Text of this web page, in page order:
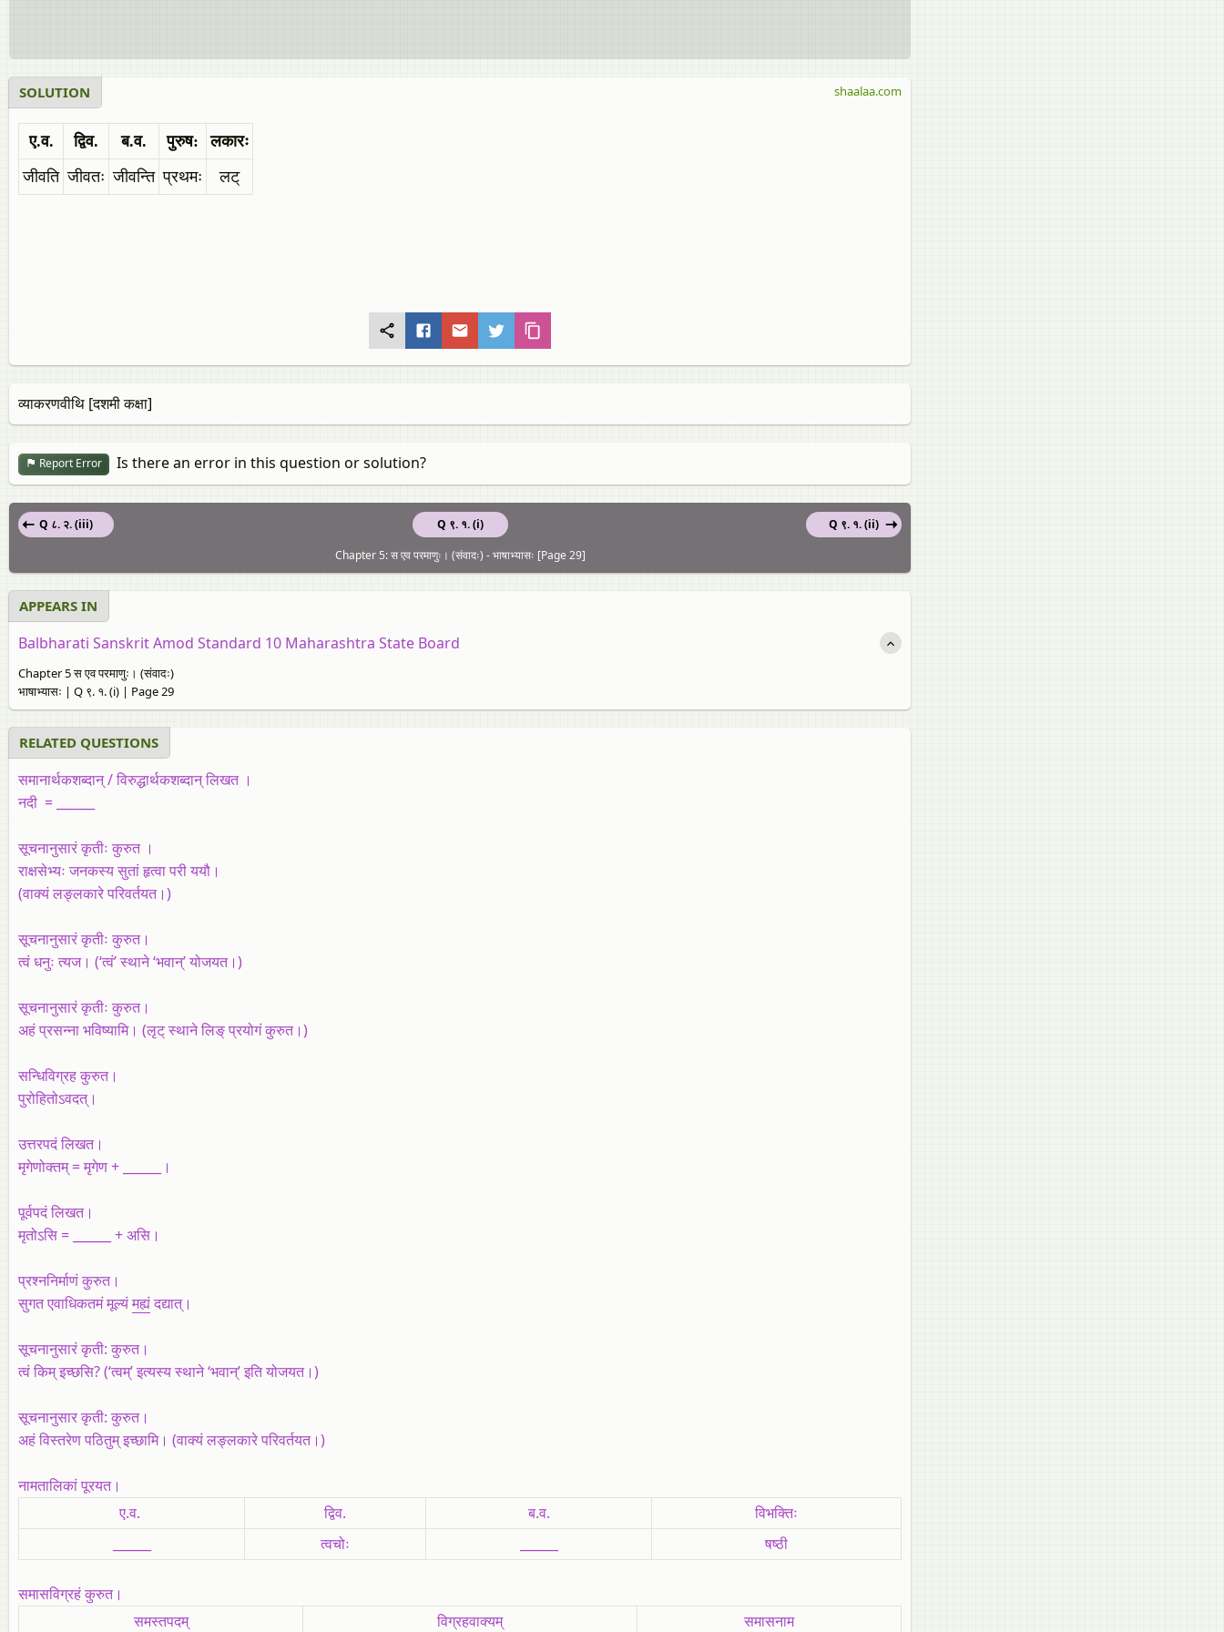
SOLUTION
ए.व. द्विव. ब.व. पुरुष:
लकारः
जीवति जीवतः जीवन्ति प्रथमः लट्
shaalaa.com
व्याकरणवीथि [दशमी कक्षा]
Report Error Is there an error in this question or solution?
Q ९. १. (i)
Q ८. २. (iii)
Q ९. १. (ii)
Chapter 5: स एव परमाणुः। (संवादः) - भाषाभ्यासः [Page 29]
APPEARS IN
Balbharati Sanskrit Amod Standard 10 Maharashtra State Board
Chapter 5 स एव परमाणुः। (संवादः)
भाषाभ्यासः | Q ९. १. (i) | Page 29
RELATED QUESTIONS
समानार्थकशब्दान्‌ / विरुद्धार्थकशब्दान्‌ लिखत ।
नदी = ______
सूचनानुसारं कृतीः कुरुत ।
राक्षसेभ्यः जनकस्य सुतां हृत्वा परी ययौ।
(वाक्यं लङ्लकारे परिवर्तयत।)
सूचनानुसारं कृतीः कुरुत।
त्वं धनुः त्यज। (‘त्वं’ स्थाने ‘भवान्‌’ योजयत।)
सूचनानुसारं कृतीः कुरुत।
अहं प्रसन्ना भविष्यामि। (लृट्‌ स्थाने लिङ्‌ प्रयोगं कुरुत।)
सन्धिविग्रह कुरुत।
पुरोहितोऽवदत्‌।
उत्तरपदं लिखत।
मृगेणोक्तम्‌ = मृगेण + ______।
पूर्वपदं लिखत।
मृतोऽसि = ______ + असि।
प्रश्ननिर्माणं कुरुत।
सुगत एवाधिकतमं मूल्यंमह्यंदद्यात्।
सूचनानुसारं कृती: कुरुत।
त्वं किम् इच्छसि? (‘त्वम्’ इत्यस्य स्थाने ‘भवान्’ इति योजयत।)
सूचनानुसार कृती: कुरुत।
अहं विस्तरेण पठितुम् इच्छामि। (वाक्यं लङ्लकारे परिवर्तयत।)
नामतालिकां पूरयत।
ए.व.
द्विव. ब.व.
विभक्तिः
त्वचोः षष्ठी
समासविग्रहं कुरुत।
समस्तपदम्
विग्रहवाक्यम् समासनाम